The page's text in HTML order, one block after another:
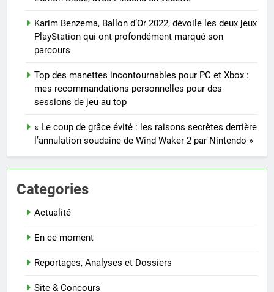
Karim Benzema, Ballon d’Or 2022, dévoile les deux jeux
PlayStation qui ont profondément marqué son
parcours
Top des manettes incontournables pour PC et Xbox :
mes recommandations personnelles pour des
sessions de jeu au top
« Le coup de grâce évité : les raisons secrètes derrière
l’annulation soudaine de Wind Waker 2 par Nintendo »
Categories
Actualité
En ce moment
Reportages, Analyses et Dossiers
Site & Concours